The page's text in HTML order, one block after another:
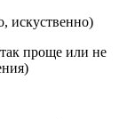
искуственно)
проще или не